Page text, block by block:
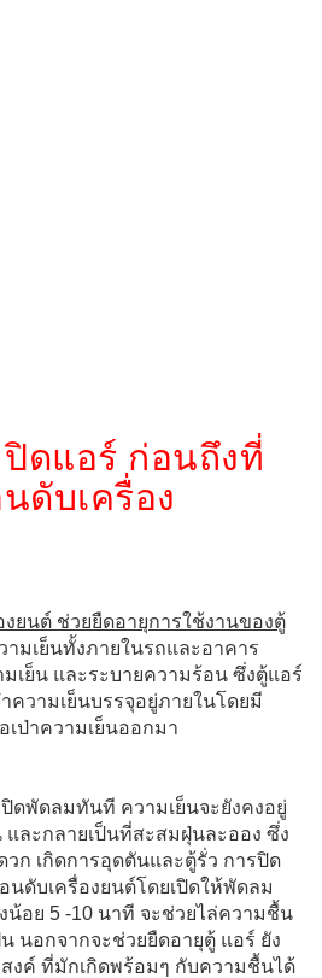
ดแอร์ ก่อนถึงที่
ดับเครื่อง
งยนต์ ช่วยยืดอายุการใช้งานของตู้
ามเย็นทั้งภายในรถและอาคาร
เย็น และระบายความร้อน ซึ่งตู้แอร์
ความเย็นบรรจุอยู่ภายในโดยมี
ป่าความเย็นออกมา
ดพัดลมทันที ความเย็นจะยังคงอยู่
ละกลายเป็นที่สะสมฝุ่นละออง ซึ่ง
ก เกิดการอุดตันและตู้รั่ว การปิด
ดับเครื่องยนต์โดยเปิดให้พัดลม
น้อย 5 -10 นาที จะช่วยไล่ความชื้น
นอกจากจะช่วยยืดอายุตู้ แอร์ ยัง
งค์ ที่มักเกิดพร้อมๆ กับความชื้นได้